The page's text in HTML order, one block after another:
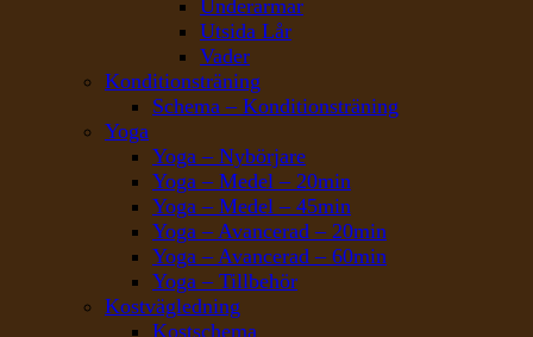
Underarmar
Utsida Lår
Vader
Konditionsträning
Schema – Konditionsträning
Yoga
Yoga – Nybörjare
Yoga – Medel – 20min
Yoga – Medel – 45min
Yoga – Avancerad – 20min
Yoga – Avancerad – 60min
Yoga – Tillbehör
Kostvägledning
Kostschema